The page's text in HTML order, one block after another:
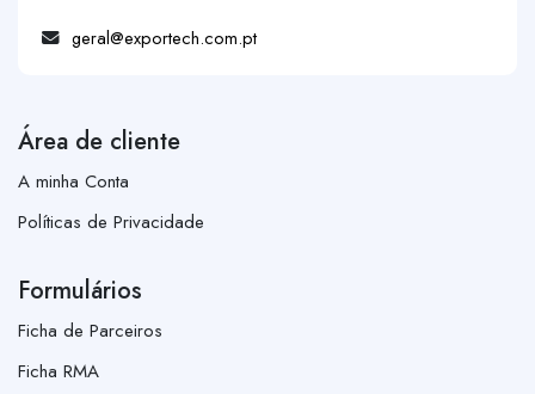
geral@exportech.com.pt
Área de cliente
A minha Conta
Políticas de Privacidade
Formulários
Ficha de Parceiros
Ficha RMA